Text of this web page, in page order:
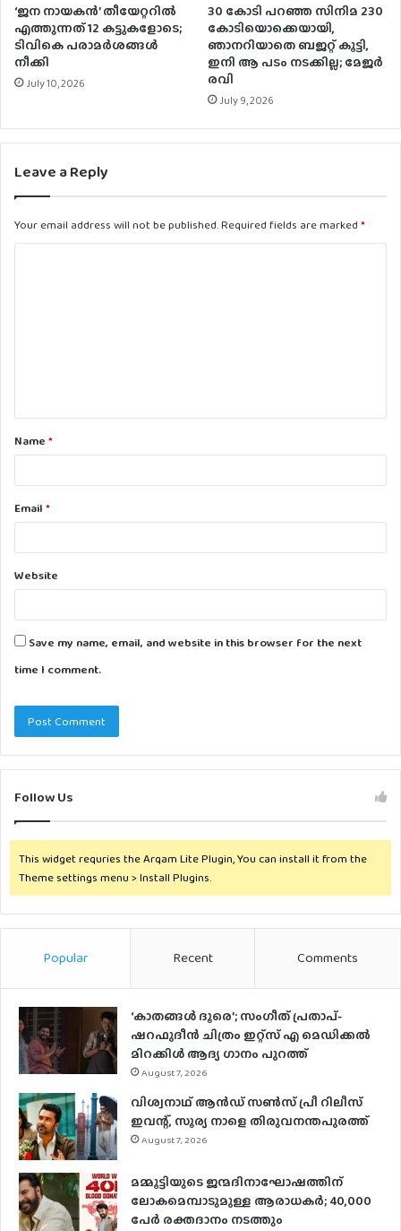
‘ജന നായകന്‍’ തീയേറ്ററില്‍
എത്തുന്നത് 12 കട്ടുകളോടെ;
ടിവികെ പരാമര്‍ശങ്ങള്‍
നീക്കി
July 10, 2026
30 കോടി പറഞ്ഞ സിനിമ 230
കോടിയൊക്കെയായി,
ഞാനറിയാതെ ബജറ്റ് കൂട്ടി,
ഇനി ആ പടം നടക്കില്ല; മേജർ
രവി
July 9, 2026
Leave a Reply
Your email address will not be published.Required fields are marked *
t
*Name *
Email *
Website
Save my name, email, and website in this browser for the next
time I comment.
Follow Us
This widget requries the Arqam Lite Plugin, You can install it from the
Theme settings menu > Install Plugins.
Popular Recent Comments
‘കാതങ്ങൾ ദൂരെ’; സംഗീത് പ്രതാപ്-
ഷറഫുദീൻ ചിത്രം ഇറ്റ്സ് എ മെഡിക്കൽ
മിറക്കിൾ ആദ്യ ഗാനം പുറത്ത്
August 7, 2026
വിശ്വനാഥ് ആന്‍ഡ് സണ്‍സ് പ്രീ റിലീസ്
ഇവന്റ്, സൂര്യ നാളെ തിരുവനന്തപുരത്ത്
August 7, 2026
മമ്മൂട്ടിയുടെ ജന്മദിനാഘോഷത്തിന്
ലോകമെമ്പാടുമുള്ള ആരാധകര്‍; 40,000
പേര്‍ രക്തദാനം നടത്തും